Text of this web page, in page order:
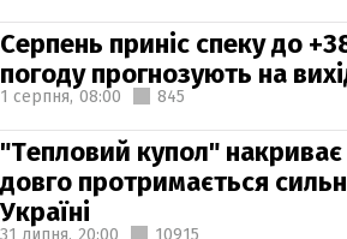
Серпень приніс спеку до
погоду прогнозують на
1 серпня, 08:00 845
"Тепловий купол"
довго протримається
Україні
31 липня, 20:00 10915